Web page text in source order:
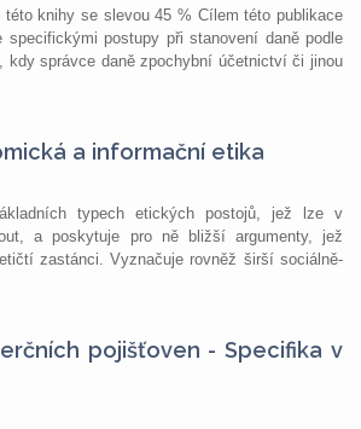
knihy se slevou 45 % Cílem této publikace
specifickými postupy při stanovení daně podle
kdy správce daně zpochybní účetnictví či jinou
a informační etika
typech etických postojů, jež lze v
a poskytuje pro ně bližší argumenty, jež
zastánci. Vyznačuje rovněž širší sociálně-
pojišťoven - Specifika v